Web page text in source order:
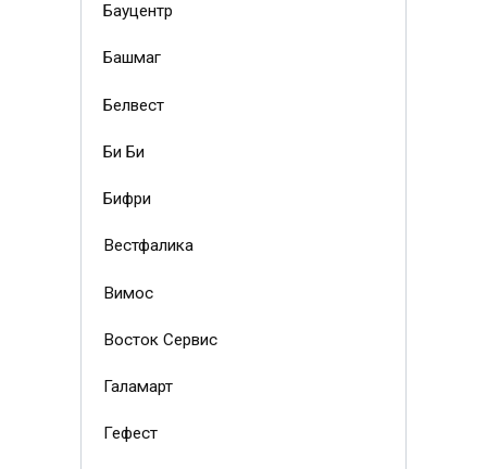
Бауцентр
Башмаг
Белвест
Би Би
Бифри
Вестфалика
Вимос
Восток Сервис
Галамарт
Гефест